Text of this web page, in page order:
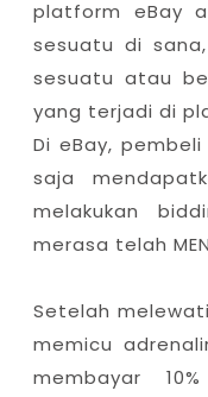
platform eBay
sesuatu di
sesuatu atau
yang terjadi di
Di eBay,
saja
melakukan
merasa telah
Setelah
memicu
membayar